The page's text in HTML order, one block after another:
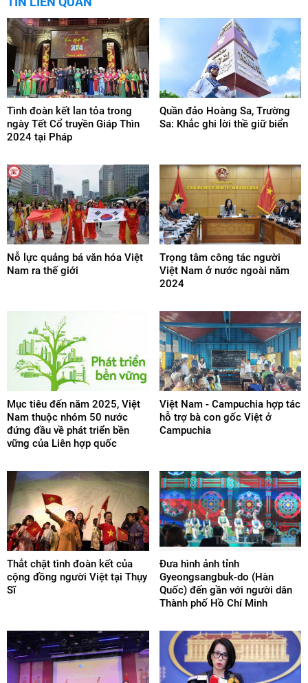
Tình đoàn kết lan tỏa trong
ngày Tết Cổ truyền Giáp Thìn
2024 tại Pháp
Quần đảo Hoàng Sa, Trường
Sa: Khắc ghi lời thề giữ biển
Nỗ lực quảng bá văn hóa Việt
Nam ra thế giới
Trọng tâm công tác người
Việt Nam ở nước ngoài năm
2024
Mục tiêu đến năm 2025, Việt
Nam thuộc nhóm 50 nước
đứng đầu về phát triển bền
vững của Liên hợp quốc
Việt Nam - Campuchia hợp tác
hỗ trợ bà con gốc Việt ở
Campuchia
Thắt chặt tình đoàn kết của
cộng đồng người Việt tại Thụy
Sĩ
Đưa hình ảnh tỉnh
Gyeongsangbuk-do (Hàn
Quốc) đến gần với người dân
Thành phố Hồ Chí Minh